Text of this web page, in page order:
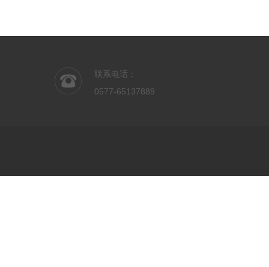
联系电话：
0577-65137889